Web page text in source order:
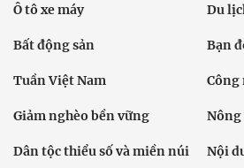
Ô tô xe máy Du
Bất động sản Bạn
Tuần Việt Nam Công
Giảm nghèo bền vững
Dân tộc thiểu số và miền núi Nội